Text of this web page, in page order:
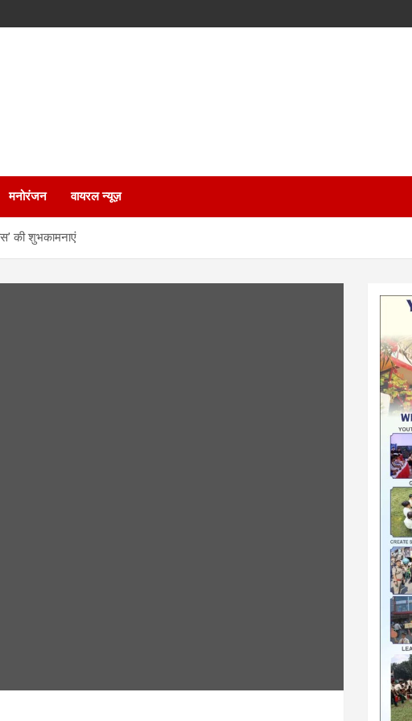
मनोरंजन वायरल न्यूज़
की शुभकामनाएं